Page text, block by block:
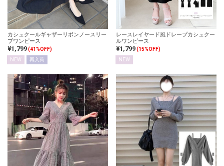
カシュクールギャザーリボンノースリー
ブワンピース
¥1,799(41%OFF)
NEW
再入荷
レースレイヤード風ドレープカシュクー
ルワンピース
¥1,799(15%OFF)
NEW